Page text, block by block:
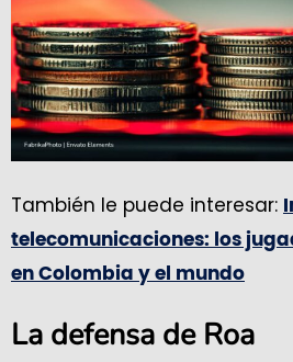
También le puede interesar:
telecomunicaciones: los
en Colombia y el mundo
La defensa de Roa